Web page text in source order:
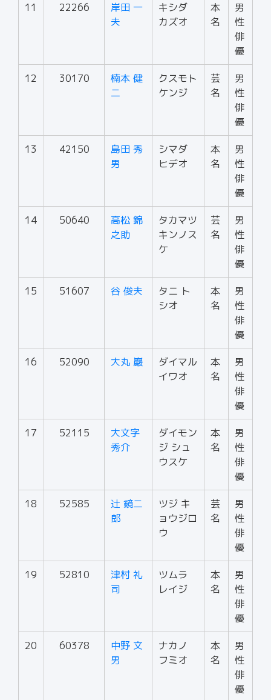
11 22266
岸田 一
夫
キシダ
カズオ
本
名
男
性
俳
優
12 30170
楠本 健
二
クスモト
ケンジ
芸
名
男
性
俳
優
13 42150
島田 秀
男
シマダ
ヒデオ
本
名
男
性
俳
優
14 50640
高松 錦
之助
タカマツ
キンノス
ケ
芸
名
男
性
俳
優
15 51607 谷 俊夫
タニ ト
シオ
本
名
男
性
俳
優
16 52090 大丸 巖
ダイマル
イワオ
本
名
男
性
俳
優
17 52115
大文字
秀介
ダイモン
ジ シュ
ウスケ
本
名
男
性
俳
優
18 52585
辻 鏡二
郎
ツジ キ
ョウジロ
ウ
芸
名
男
性
俳
優
19 52810
津村 礼
司
ツムラ
レイジ
本
名
男
性
俳
優
20 60378
中野 文
男
ナカノ
フミオ
本
名
男
性
俳
優